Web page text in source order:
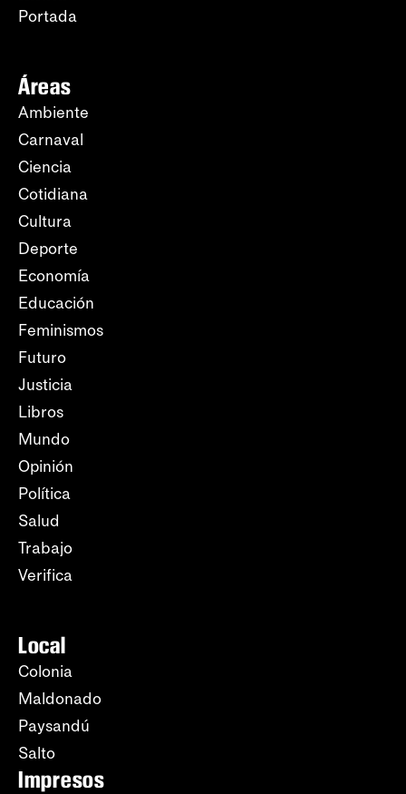
Portada
Áreas
Ambiente
Carnaval
Ciencia
Cotidiana
Cultura
Deporte
Economía
Educación
Feminismos
Futuro
Justicia
Libros
Mundo
Opinión
Política
Salud
Trabajo
Verifica
Local
Colonia
Maldonado
Paysandú
Salto
Impresos